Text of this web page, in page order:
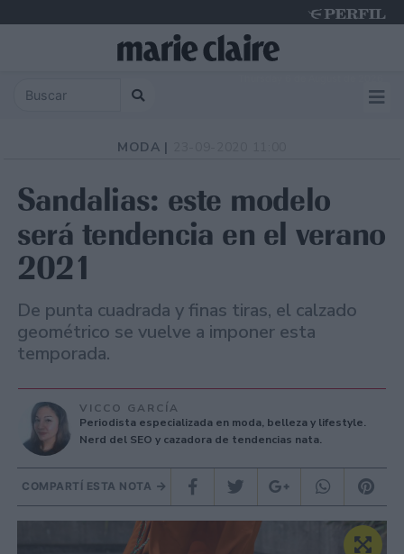
MODA |
Sandalias: este modelo
será tendencia en el verano
2021
De punta cuadrada y finas tiras, el calzado
geométrico se vuelve a imponer esta
temporada.
VICCO GARCÍA
Periodista especializada en moda, belleza y lifestyle.
Nerd del SEO y cazadora de tendencias nata.
COMPARTÍ ESTA NOTA